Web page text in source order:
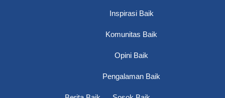
Inspirasi Baik
Komunitas Baik
Opini Baik
Pengalaman Baik